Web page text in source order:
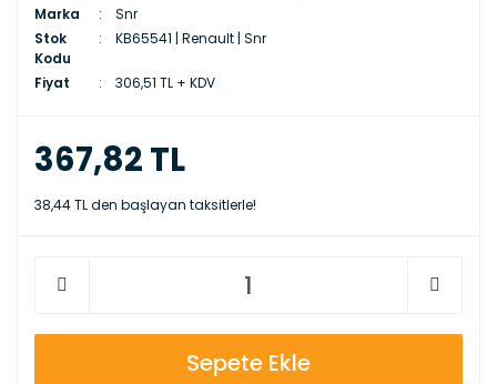
Marka
Snr
Stok
Kodu
KB65541 | Renault | Snr
Fiyat 306,51 TL + KDV
367,82 TL
38,44 TL den başlayan taksitlerle!
Sepete Ekle